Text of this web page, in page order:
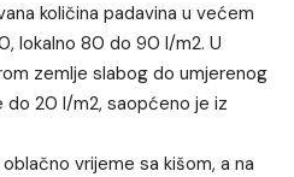
količina padavina u većem
lokalno 80 do 90 l/m2. U
zemlje slabog do umjerenog
20 l/m2, saopćeno je iz
vrijeme sa kišom, a na